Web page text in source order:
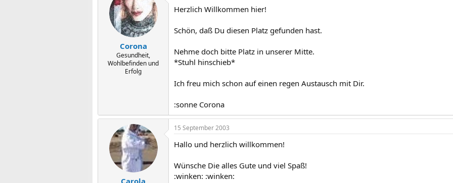
Corona
Gesundheit,
Wohlbefinden und
Erfolg
Herzlich Willkommen hier!
Schön, daß Du diesen Platz gefunden hast.
Nehme doch bitte Platz in unserer Mitte.
*Stuhl hinschieb*
Ich freu mich schon auf einen regen Austausch mit Dir.
:sonne Corona
Carola
15 September 2003
Hallo und herzlich willkommen!
Wünsche Die alles Gute und viel Spaß!
:winken: :winken: